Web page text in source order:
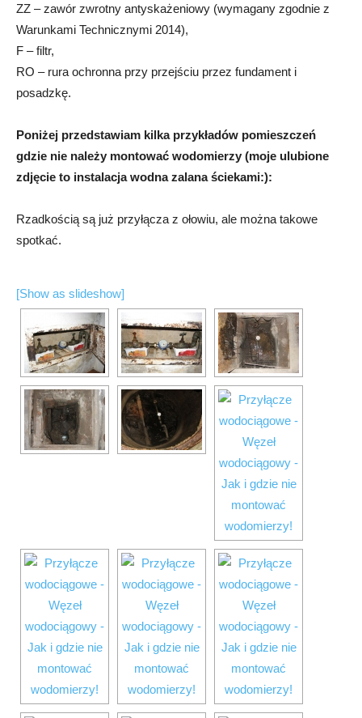
ZZ – zawór zwrotny antyskażeniowy (wymagany zgodnie z
Warunkami Technicznymi 2014),
F – filtr,
RO – rura ochronna przy przejściu przez fundament i
posadzkę.
Poniżej przedstawiam kilka przykładów pomieszczeń
gdzie nie należy montować wodomierzy (moje ulubione
zdjęcie to instalacja wodna zalana ściekami:):
Rzadkością są już przyłącza z ołowiu, ale można takowe
spotkać.
[Show as slideshow]